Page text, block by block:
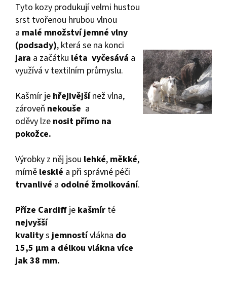
Tyto kozy produkují velmi hustou
srst tvořenou hrubou vlnou
a malé množství jemné vlny
(podsady), která se na konci
jara a začátku léta vyčesává a
využívá v textilním průmyslu.
Kašmír je hřejivějšínež vlna,
zároveň nekouše a
oděvy lze nosit přímo na
pokožce.
Výrobky z něj jsou lehké, měkké,
mírně lesklé a při správné péči
trvanlivé a odolné žmolkování.
Příze Cardiff je kašmír té
nejvyšší
kvalitys jemnostívlákna do
15,5 µm a délkou vlákna více
jak 38 mm.